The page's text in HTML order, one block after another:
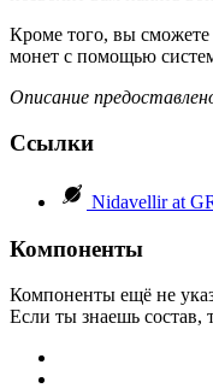
Кроме того, вы сможете
монет с помощью
Описание
Ссылки
Nidavellir at
Компоненты
Компоненты ещё не
Если ты знаешь состав,